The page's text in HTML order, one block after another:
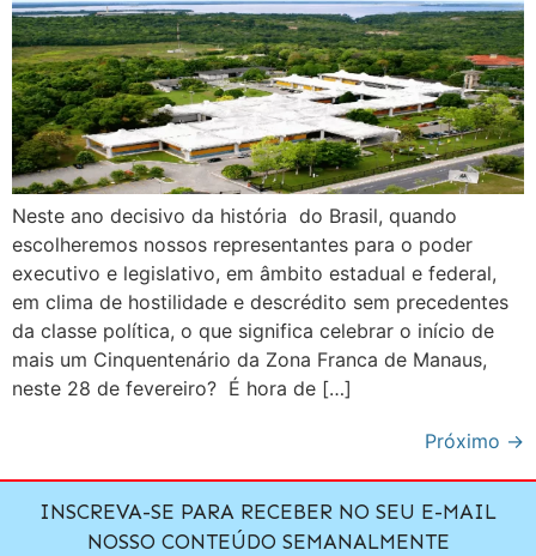
Neste ano decisivo da história do Brasil, quando
escolheremos nossos representantes para o poder
executivo e legislativo, em âmbito estadual e federal,
em clima de hostilidade e descrédito sem precedentes
da classe política, o que significa celebrar o início de
mais um Cinquentenário da Zona Franca de Manaus,
neste 28 de fevereiro? É hora de […]
Próximo →
INSCREVA-SE PARA RECEBER NO SEU E-MAIL
NOSSO CONTEÚDO SEMANALMENTE